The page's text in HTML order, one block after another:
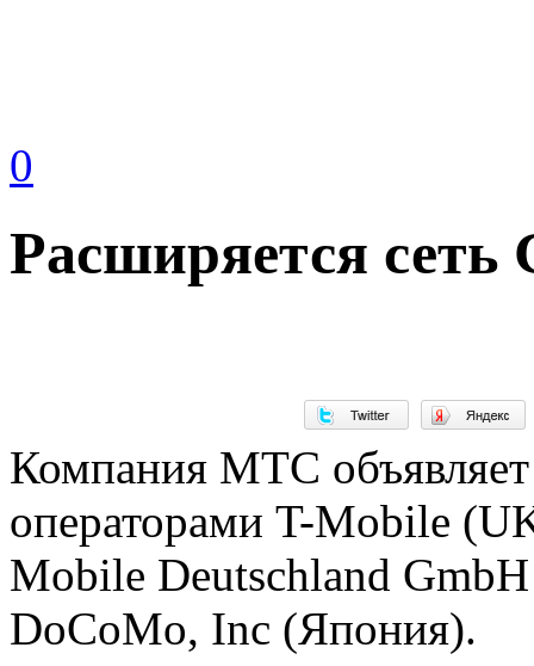
0
Расширяется
Компания МТС
операторами T-Mobile
Mobile Deutschland
DoCoMo, Inc (Япония).